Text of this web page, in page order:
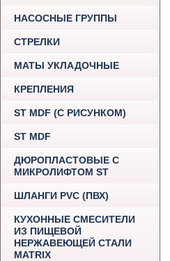
НАСОСНЫЕ ГРУППЫ
СТРЕЛКИ
МАТЫ УКЛАДОЧНЫЕ
КРЕПЛЕНИЯ
ST MDF (С РИСУНКОМ)
ST MDF
ДЮРОПЛАСТОВЫЕ С
МИКРОЛИФТОМ ST
ШЛАНГИ PVC (ПВХ)
КУХОННЫЕ СМЕСИТЕЛИ
ИЗ ПИЩЕВОЙ
НЕРЖАВЕЮЩЕЙ СТАЛИ
MATRIX